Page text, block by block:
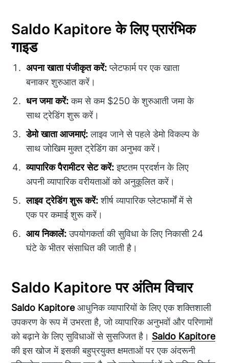
Saldo Kapitore के लिए प्रारंभिक
गाइड
अपना खाता पंजीकृत करें:प्लेटफार्म पर एक खाता
बनाकर शुरुआत करें।
धन जमा करें:कम से कम $250 के शुरुआती जमा के
साथ ट्रेडिंग शुरू करें।
डेमो खाता आजमाएं:लाइव जाने से पहले डेमो विकल्प के
साथ जोखिम मुक्त ट्रेडिंग का अनुभव करें।
व्यापारिक पैरामीटर सेट करें:इष्टतम प्रदर्शन के लिए
अपनी व्यापारिक वरीयताओं को अनुकूलित करें।
लाइव ट्रेडिंग शुरू करें:शीर्ष व्यापारिक प्लेटफार्मों में से
एक पर कमाई शुरू करें।
आय निकालें:उपयोगकर्ता की सुविधा के लिए निकासी 24
घंटे के भीतर संसाधित की जाती है।
Saldo Kapitore पर अंतिम विचार
Saldo Kapitoreआधुनिक व्यापारियों के लिए एक शक्तिशाली
उपकरण के रूप में उभरता है, जो व्यापारिक अनुभवों और परिणामों
को बढ़ाने के लिए सुविधाओं से सुसज्जित है। Saldo Kapitore
की इस खोज में इसकी बहुप्रयुक्त क्षमताओं पर एक अंदरूनी